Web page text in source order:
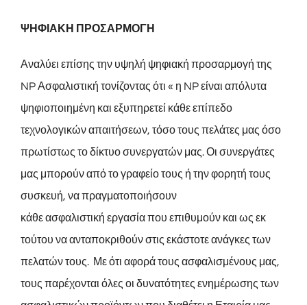
ΨΗΦΙΑΚΗ ΠΡΟΣΑΡΜΟΓΗ
Αναλύει επίσης την υψηλή ψηφιακή προσαρμογή της
NP Ασφαλιστική τονίζοντας ότι « η NP είναι απόλυτα
ψηφιοποιημένη και εξυπηρετεί κάθε επίπεδο
τεχνολογικών απαιτήσεων, τόσο τους πελάτες μας όσο
πρωτίστως το δίκτυο συνεργατών μας. Οι συνεργάτες
μας μπορούν από το γραφείο τους ή την φορητή τους
συσκευή, να πραγματοποιήσουν
κάθε ασφαλιστική εργασία που επιθυμούν και ως εκ
τούτου να ανταποκριθούν στις εκάστοτε ανάγκες των
πελατών τους. Με ότι αφορά τους ασφαλισμένους μας,
τους παρέχονται όλες οι δυνατότητες ενημέρωσης των